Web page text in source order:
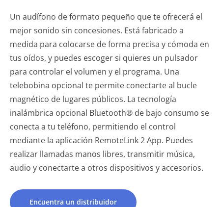
Un audífono de formato pequeño que te ofrecerá el
mejor sonido sin concesiones. Está fabricado a
medida para colocarse de forma precisa y cómoda en
tus oídos, y puedes escoger si quieres un pulsador
para controlar el volumen y el programa. Una
telebobina opcional te permite conectarte al bucle
magnético de lugares públicos. La tecnología
inalámbrica opcional Bluetooth® de bajo consumo se
conecta a tu teléfono, permitiendo el control
mediante la aplicación RemoteLink 2 App. Puedes
realizar llamadas manos libres, transmitir música,
audio y conectarte a otros dispositivos y accesorios.
Encuentra un distribuidor